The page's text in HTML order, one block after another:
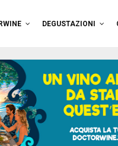
DEGUSTAZIONI